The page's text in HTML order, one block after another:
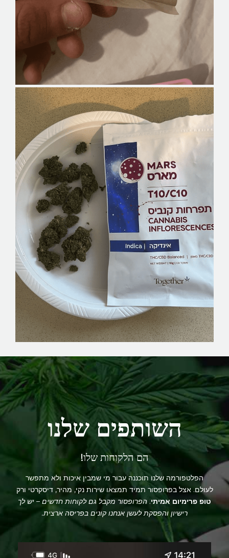
השותפים שלנו
הם הלקוחות שלו!
הפלטפורמה שלנו תוכננה עבור מי שמבין איכות ולא מתפשר
לעולם. אצל בפרופסור תמיד תמצאו שירות נקי, מהיר, דיסקרטי ורק
טופ פרימיום אמיתי. הפרופסור מקבל גם לקוחות חדשים – יש לך
רישיון והפסקת לעשן אנחנו קונים בפריסה ארצית.